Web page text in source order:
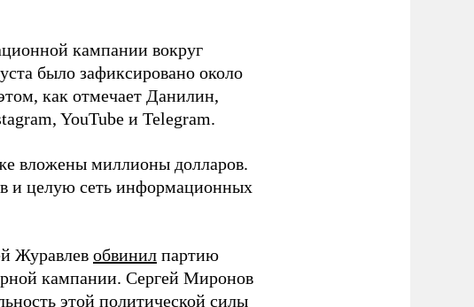
кампании вокруг
было зафиксировано около
как отмечает Данилин,
YouTube и Telegram.
вложены миллионы долларов.
и целую сеть информационных
Журавлев обвинил партию
кампании. Сергей Миронов
этой политической силы